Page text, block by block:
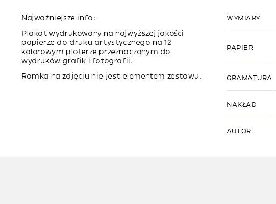
Najważniejsze info:
Plakat wydrukowany na najwyższej jakości
papierze do druku artystycznego na 12
kolorowym ploterze przeznaczonym do
wydruków grafik i fotografii.
Ramka na zdjęciu nie jest elementem zestawu.
WYMIARY
PAPIER
GRAMATURA
NAKŁAD
AUTOR